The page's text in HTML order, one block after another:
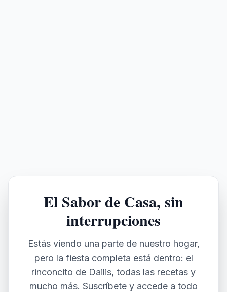
El Sabor de Casa, sin
interrupciones
Estás viendo una parte de nuestro hogar,
pero la fiesta completa está dentro: el
rinconcito de Dailis, todas las recetas y
mucho más. Suscríbete y accede a todo